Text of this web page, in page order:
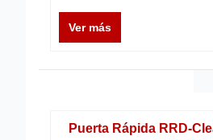
Ver más
Puerta Rápida RRD-